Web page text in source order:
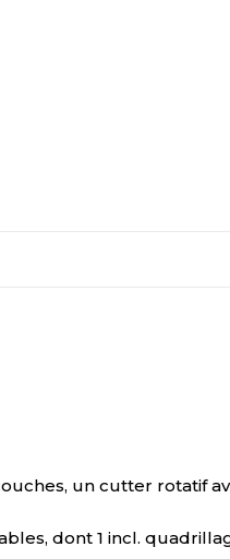
un cutter rotatif
dont 1 incl.